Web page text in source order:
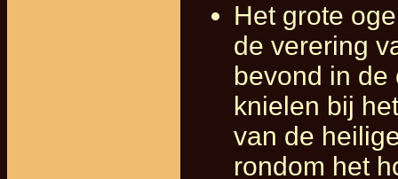
Het grote
de verering
bevond in
knielen bij
van de
rondom het